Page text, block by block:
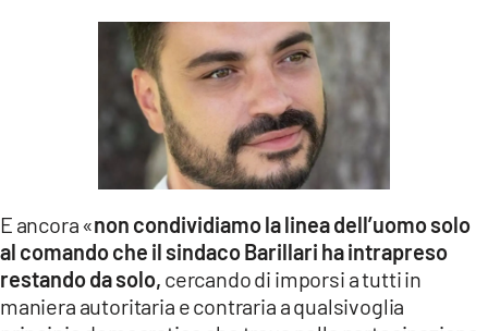
E ancora «non condividiamo la linea dell’uomo solo
al comando che il sindaco Barillari ha intrapreso
restando da solo, cercando di imporsi a tutti in
maniera autoritaria e contraria a qualsivoglia